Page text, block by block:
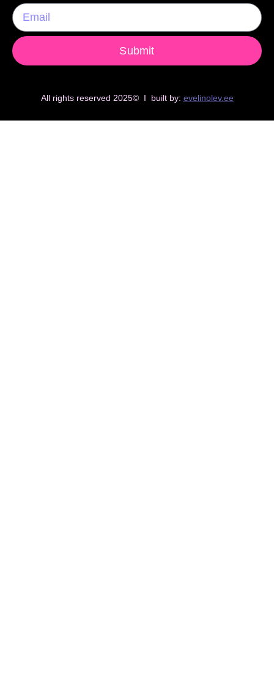
Submit
All rights reserved 2025© I built by: evelinolev.ee